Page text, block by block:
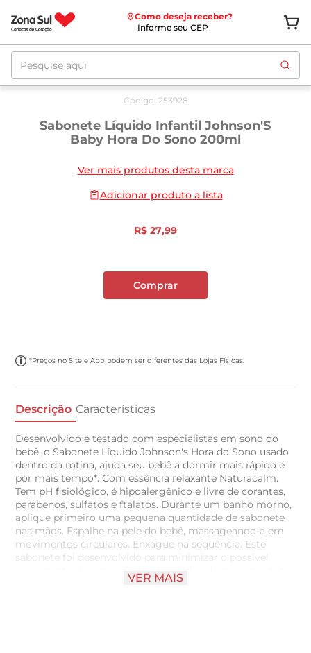
Como deseja receber?
Informe seu CEP
Pesquise aqui
Código: 253928
Sabonete Líquido Infantil Johnson'S
Baby Hora Do Sono 200ml
Ver mais produtos desta marca
Adicionar produto a lista
R$ 27,99
Comprar
*Preços no Site e App podem ser diferentes das Lojas Físicas.
Descrição Características
Desenvolvido e testado com especialistas em sono do
bebê, o Sabonete Líquido Johnson's Hora do Sono usado
dentro da rotina, ajuda seu bebê a dormir mais rápido e
por mais tempo*. Com essência relaxante Naturacalm.
Tem pH fisiológico, é hipoalergênico e livre de corantes,
parabenos, sulfatos e ftalatos. Durante um banho morno,
aplique primeiro uma pequena quantidade de sabonete
nas mãos. Espalhe na pele do bebê, massageando-a em
movimentos circulares. Enxágue na sequência. Este
sabonete foi desenvolvido para minimizar o possível
surgimento de alergia e deve ser aplicado por um adulto
ou sob sua supervisão. Não utilizar em pele ou couro
VER MAIS